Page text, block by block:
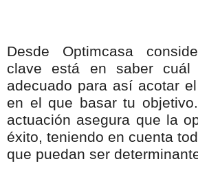
Desde Optimcasa
clave está en saber cuál
adecuado para así acotar
en el que basar tu
actuación asegura que la
éxito, teniendo en cuenta
que puedan ser